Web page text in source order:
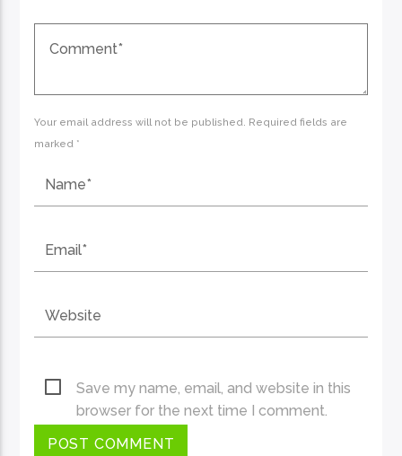
Your email address will not be published. Required fields are
marked *
Save my name, email, and website in this
browser for the next time I comment.